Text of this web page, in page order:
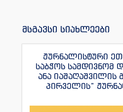
მსგავსი სიახლეები
ჟურნალისტური
საბჭოს სამდივნომ
ანა იაშაღაშვილის
პირველის”